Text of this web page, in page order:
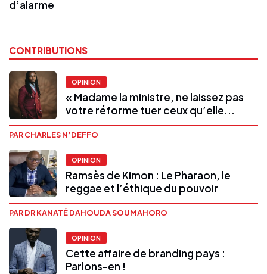
d’alarme
CONTRIBUTIONS
OPINION
« Madame la ministre, ne laissez pas
votre réforme tuer ceux qu’elle...
PAR CHARLES N’DEFFO
OPINION
Ramsès de Kimon : Le Pharaon, le
reggae et l’éthique du pouvoir
PAR DR KANATÉ DAHOUDA SOUMAHORO
OPINION
Cette affaire de branding pays :
Parlons-en !